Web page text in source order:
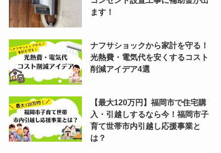
ます！
ナフサショックから家計を守る！
光熱費・電気代を安くするコスト
削減アイデア4選
【最大120万円】福岡市で住宅購
入・引越しするなら今！福岡市子
育て世帯市内引越し応援事業と
は？